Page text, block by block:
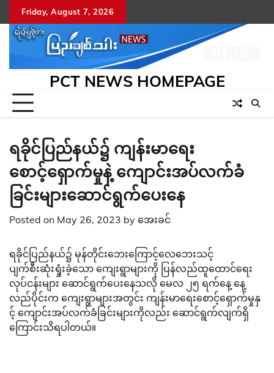
to
content
Friday, August 7, 2026
PCT NEWS HOMEPAGE
ရခိုင်ပြည်နယ်၌ ကျန်းမာရေး
စောင့်ရှောက်မှုနဲ့ ကျောင်းအပ်လက်ခံ
ခြင်းများဆောင်ရွက်ပေးနေ
Posted on May 26, 2023 by အေးခင်
ရခိုင်ပြည်နယ်၌ မုန်တိုင်းဘေးကြောင့်လေဘေးသင့်
ပျက်စီးဆုံးရှုံးခဲ့သော ကျေးရွာများကို ပြန်လည်ထူထောင်ရေး
လုပ်ငန်းများ ဆောင်ရွက်ပေးနေသလို မေလ ၂၅ ရက်နေ့ နေ့
လည်ပိုင်းက ကျေးရွာများအတွင်း ကျန်းမာရေးစောင့်ရှောက်မှုနှ
င့် ကျောင်းအပ်လက်ခံခြင်းများကိုလည်း ဆောင်ရွက်လျက်ရှိ
ကြောင်းသိရပါတယ်။